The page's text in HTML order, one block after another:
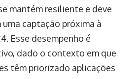
mantém resiliente e deve
captação próxima à
Esse desempenho é
dado o contexto em que
têm priorizado aplicações